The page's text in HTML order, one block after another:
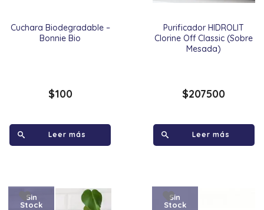
Cuchara Biodegradable –
Bonnie Bio
$100
Leer más
Purificador HIDROLIT
Clorine Off Classic (Sobre
Mesada)
$207500
Leer más
Sin
Stock
Sin
Stock